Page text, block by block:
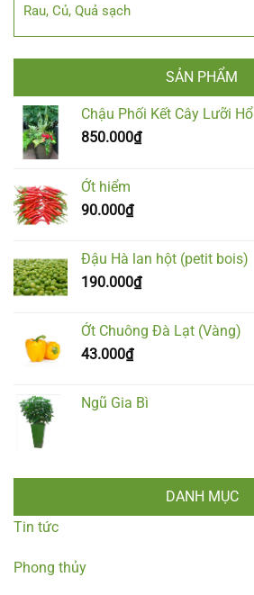
Rau, Củ, Quả sạch
SẢN PHẨM
Chậu Phối Kết Cây Lưỡi Hổ
850.000₫
Ớt hiểm
90.000₫
Đậu Hà lan hột (petit bois)
190.000₫
Ớt Chuông Đà Lạt (Vàng)
43.000₫
Ngũ Gia Bì
DANH MỤC
Tin tức
Phong thủy